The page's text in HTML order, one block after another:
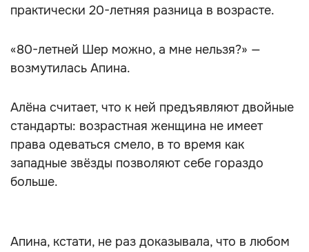
практически 20-летняя разница в возрасте.
«80-летней Шер можно, а мне нельзя?» —
возмутилась Апина.
Алёна считает, что к ней предъявляют двойные
стандарты: возрастная женщина не имеет
права одеваться смело, в то время как
западные звёзды позволяют себе гораздо
больше.
Апина, кстати, не раз доказывала, что в любом